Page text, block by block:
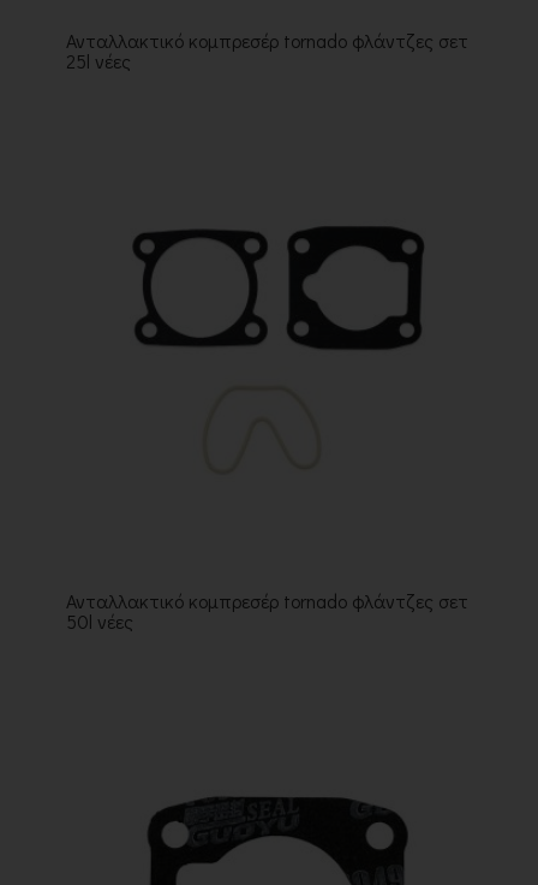
Ανταλλακτικό κομπρεσέρ tornado φλάντζες σετ
25l νέες
Ανταλλακτικό κομπρεσέρ tornado φλάντζες σετ
50l νέες